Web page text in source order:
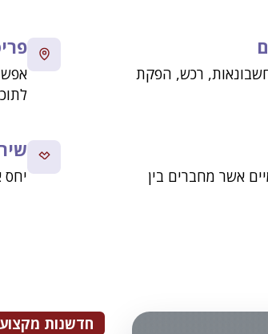
חשבונאות, רכש, הפקת
אשר מחברים בין
יחס
חדשנות